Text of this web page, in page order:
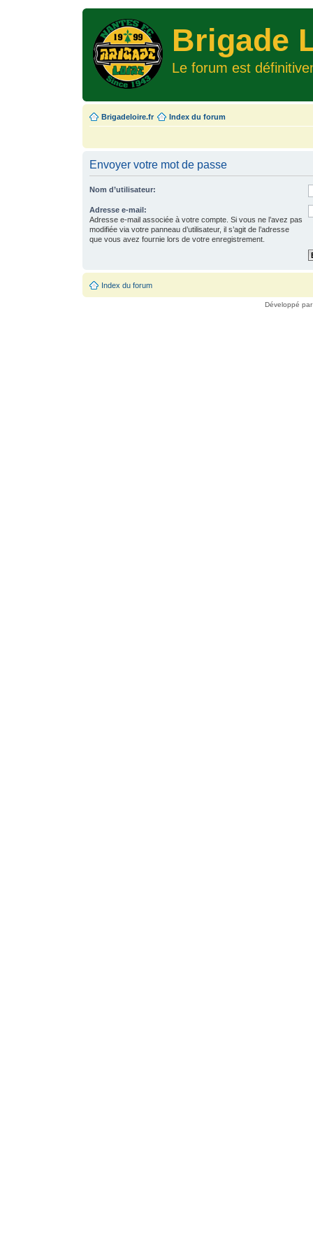
Brigade
Le forum est
Brigadeloire.fr Index du forum
Envoyer votre mot de passe
Nom d’utilisateur:
Adresse e-mail:
Adresse e-mail associée à votre compte. Si vous ne l’avez pas
modifiée via votre panneau d’utilisateur, il s’agit de l’adresse
que vous avez fournie lors de votre enregistrement.
Index du forum
Développé